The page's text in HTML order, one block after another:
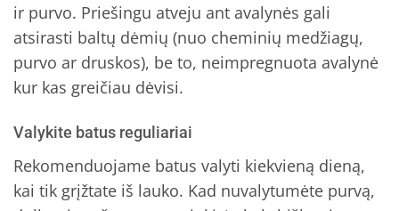
ir purvo. Priešingu atveju ant avalynės gali
atsirasti baltų dėmių (nuo cheminių medžiagų,
purvo ar druskos), be to, neimpregnuota avalynė
kur kas greičiau dėvisi.
Valykite batus reguliariai
Rekomenduojame batus valyti kiekvieną dieną,
kai tik grįžtate iš lauko. Kad nuvalytumėte purvą,